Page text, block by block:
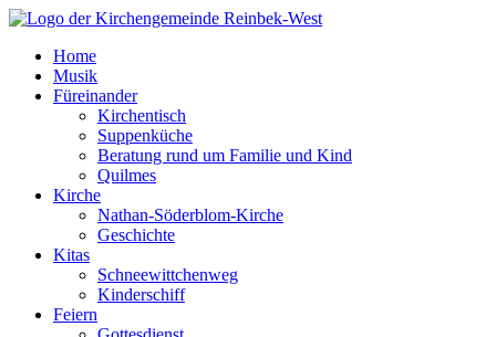
Skip
contentHome
Musik
Füreinander
Kirchentisch
Suppenküche
Beratung rund um Familie und Kind
Quilmes
Kirche
Nathan-Söderblom-Kirche
Geschichte
Kitas
Schneewittchenweg
Kinderschiff
Feiern